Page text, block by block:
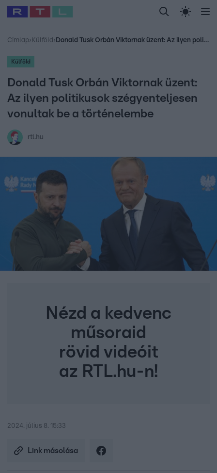
Legfrissebb RTL Híradó Randi Celeb vagyok,
Babits Marcella Most Wanted Gallusz
Címlap› Külföld › Donald Tusk Orbán Viktornak üzent: Az ilyen politikusok szégyenteljesen vonultak be a történelembe
Külföld
Donald Tusk Orbán Viktornak üzent:
Az ilyen politikusok szégyenteljesen
vonultak be a történelembe
rtl.hu
Nézd a kedvenc
műsoraid
rövid videóit
az RTL.hu-n!
2024. július 8. 15:33
Link másolása